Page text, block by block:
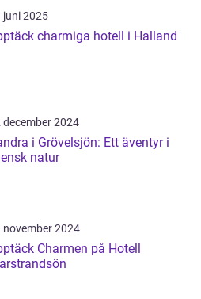
juni 2025
charmiga hotell i Halland
december 2024
i Grövelsjön: Ett äventyr i
natur
november 2024
Charmen på Hotell